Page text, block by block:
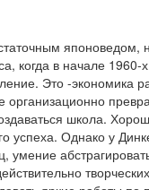
японоведом,
когда в начале 1960-
Это -экономика
школа.
успеха. Однако у